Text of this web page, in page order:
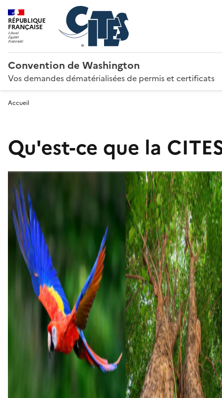
RÉPUBLIQUE
FRANÇAISE
Convention de Washington
Vos demandes dématérialisées de permis et certificats
Accueil
Qu'est-ce que la